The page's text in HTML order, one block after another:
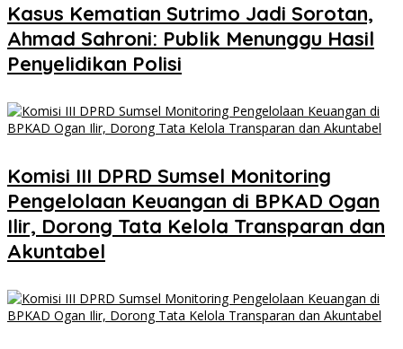
Kasus Kematian Sutrimo Jadi Sorotan,
Ahmad Sahroni: Publik Menunggu Hasil
Penyelidikan Polisi
Komisi III DPRD Sumsel Monitoring
Pengelolaan Keuangan di BPKAD Ogan
Ilir, Dorong Tata Kelola Transparan dan
Akuntabel